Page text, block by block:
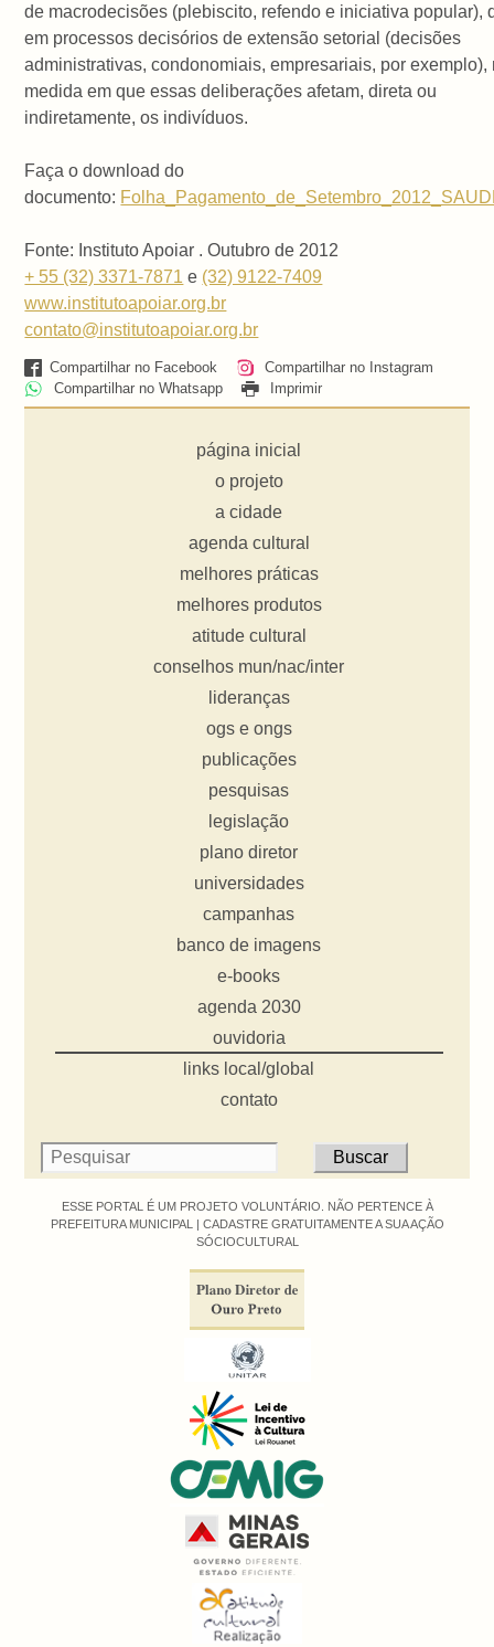
de macrodecisões (plebiscito, refendo e iniciativa popular),
em processos decisórios de extensão setorial (decisões
administrativas, condonomiais, empresariais, por exemplo),
medida em que essas deliberações afetam, direta ou
indiretamente, os indivíduos.
Faça o download do
documento:
Fonte: Instituto Apoiar . Outubro de 2012
+ 55 (32) 3371-7871 e (32) 9122-7409
www.institutoapoiar.org.br
contato@institutoapoiar.org.br
Compartilhar no Facebook
Compartilhar no Instagram
Compartilhar no Whatsapp
Imprimir
página inicial
o projeto
a cidade
agenda cultural
melhores práticas
melhores produtos
atitude cultural
conselhos mun/nac/inter
lideranças
ogs e ongs
publicações
pesquisas
legislação
plano diretor
universidades
campanhas
banco de imagens
e-books
agenda 2030
ouvidoria
links local/global
contato
ESSE PORTAL É UM PROJETO VOLUNTÁRIO. NÃO PERTENCE À
PREFEITURA MUNICIPAL | CADASTRE GRATUITAMENTE A SUA AÇÃO
SÓCIOCULTURAL